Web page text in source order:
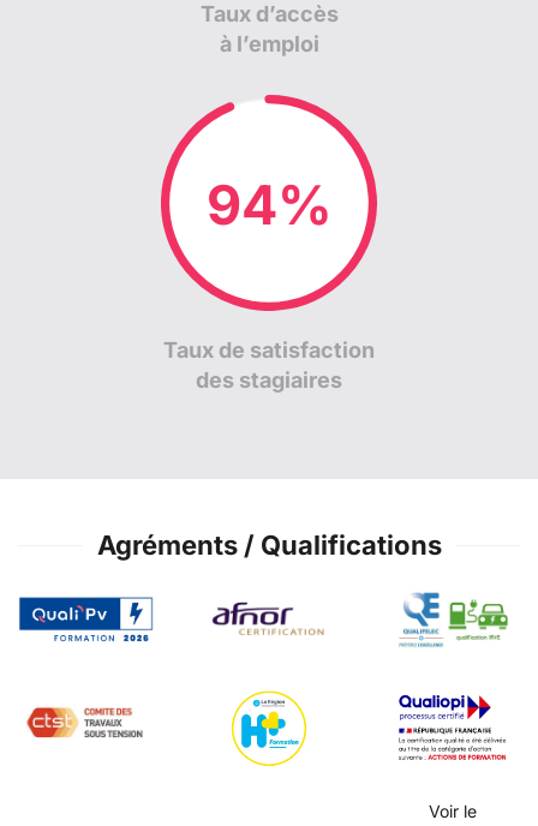
Taux d’accès
à l’emploi
96%
Taux de satisfaction
des stagiaires
Agréments / Qualifications
Voir le